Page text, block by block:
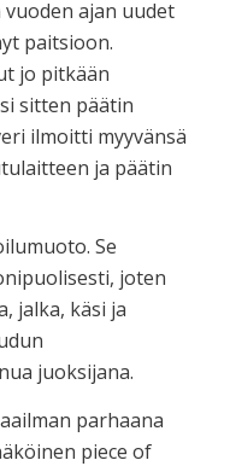
ajan uudet
paitsioon.
jo pitkään
sitten päätin
ilmoitti myyvänsä
ja päätin
Se
joten
jalka, käsi ja
juoksijana.
parhaana
piece of